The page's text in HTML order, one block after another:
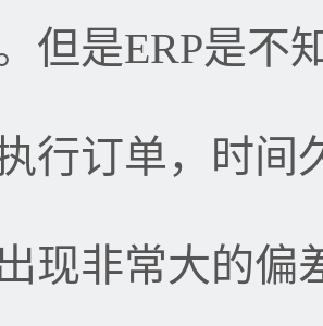
但是ERP是不
行订单，时间
现非常大的偏